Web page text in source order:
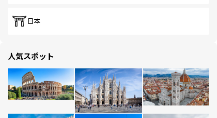
日本
人気スポット